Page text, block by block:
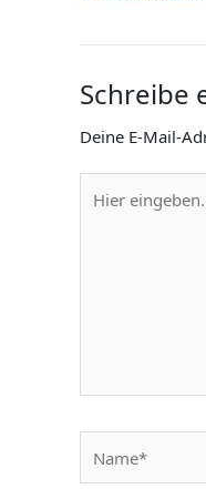
Schreibe
Deine E-Mail-
eingeben…